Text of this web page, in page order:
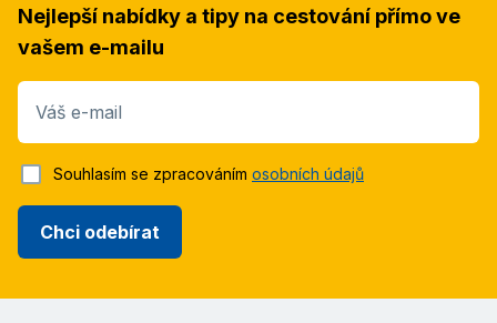
Nejlepší nabídky a tipy na cestování přímo ve
vašem e-mailu
Váš e-mail
Chci odebírat
Souhlasím se zpracováním osobních údajů